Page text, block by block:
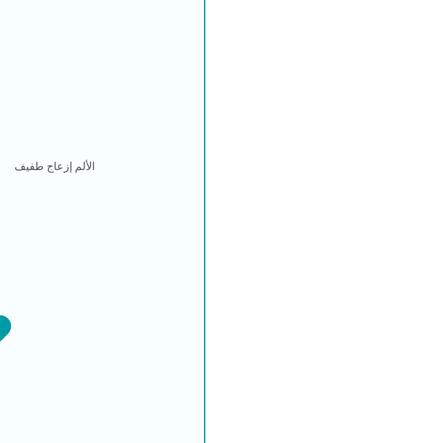
الألم إزعاج طفيف